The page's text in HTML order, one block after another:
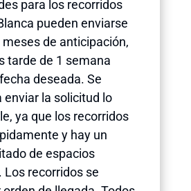
para los recorridos
pueden enviarse
de anticipación,
tarde de 1 semana
deseada. Se
enviar la solicitud lo
ya que los recorridos
y hay un
de espacios
Los recorridos se